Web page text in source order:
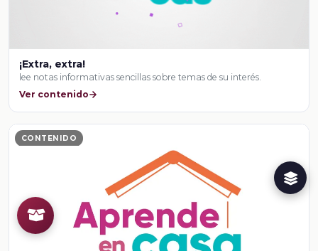
¡Extra, extra!
lee notas informativas sencillas sobre temas de su interés.
Ver contenido
CONTENIDO